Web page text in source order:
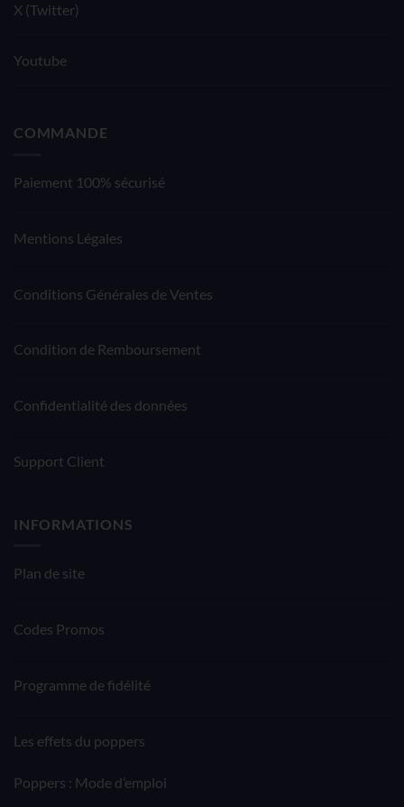
X (Twitter)
Youtube
COMMANDE
Paiement 100% sécurisé
Mentions Légales
Conditions Générales de Ventes
Condition de Remboursement
Confidentialité des données
Support Client
INFORMATIONS
Plan de site
Codes Promos
Programme de fidélité
Les effets du poppers
Poppers : Mode d’emploi